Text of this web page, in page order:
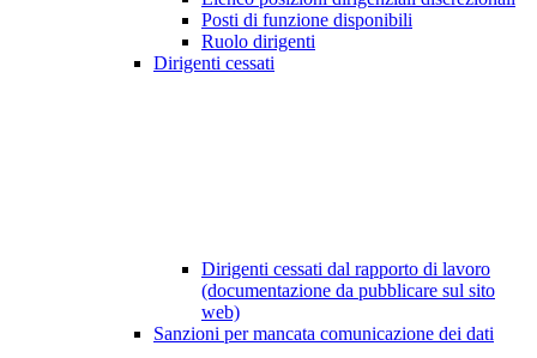
Posti di funzione disponibili
Ruolo dirigenti
Dirigenti cessati
Dirigenti cessati dal rapporto di lavoro
(documentazione da pubblicare sul sito
web)
Sanzioni per mancata comunicazione dei dati